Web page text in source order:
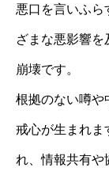
悪口を言いふら
ざまな悪影響
崩壊です。
根拠のない噂や
戒心が生まれま
れ、情報共有や